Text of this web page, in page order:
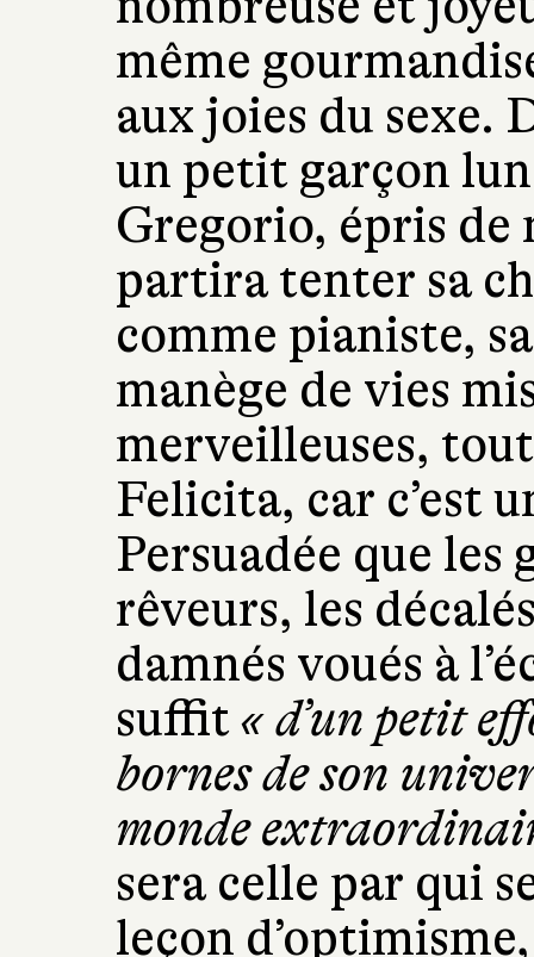
même
aux joies du sexe.
un petit garçon
Gregorio, épris de
partira tenter sa
comme pianiste,
manège de vies
merveilleuses,
Felicita, car c’est
Persuadée que les
rêveurs, les
damnés voués à
suffit« d’un petit
bornes de son
monde
sera celle par qui
leçon